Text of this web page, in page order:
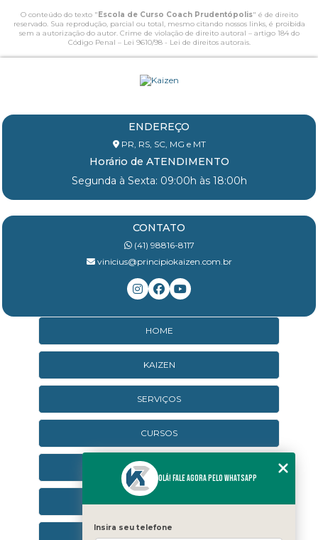
O conteúdo do texto "Escola de Curso Coach Prudentópolis" é de direito
reservado. Sua reprodução, parcial ou total, mesmo citando nossos links, é proibida
sem a autorização do autor. Crime de violação de direito autoral – artigo 184 do
Código Penal – Lei 9610/98 - Lei de direitos autorais.
ENDEREÇO
PR, RS, SC, MG e MT
Horário de ATENDIMENTO
Segunda à Sexta: 09:00h às 18:00h
CONTATO
(41) 98816-8117
vinicius@principiokaizen.com.br
HOME
KAIZEN
SERVIÇOS
CURSOS
CURSOS ONLINE
CONTATO
Olá! Fale agora pelo WhatsApp
Insira seu telefone